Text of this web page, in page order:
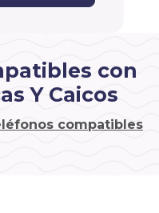
con
Y Caicos
compatibles